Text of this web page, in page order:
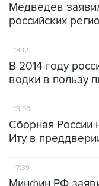
Медведев
российских
18:12
В 2014 году
водки в пользу
18:00
Сборная России
Иту в
17:39